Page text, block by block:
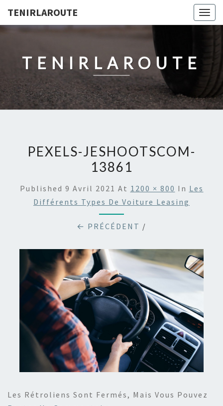
TENIRLAROUTE
TENIRLAROUTE
PEXELS-JESHOOTSCOM-
13861
Published 9 Avril 2021 At 1200 × 800 In Les
Différents Types De Voiture Leasing
← PRÉCÉDENT /
Les Rétroliens Sont Fermés, Mais Vous Pouvez